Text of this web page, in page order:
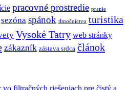
pracovné prostredie pranie
sezóna spánok tlmočníctvo turistika
Vysoké Tatry web stránky
zákazník zástava srdca článok
filtračných riešeniach pre čistý a